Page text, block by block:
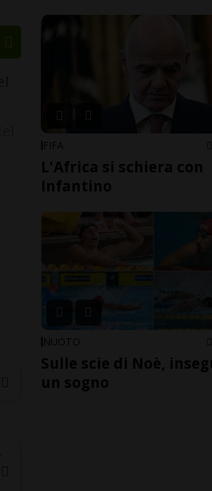
FIFA
L'Africa si schiera con
Infantino
NUOTO
Sulle scie di Noè,
un sogno